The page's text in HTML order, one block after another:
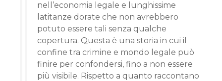
nell’economia legale e lunghissime
latitanze dorate che non avrebbero
potuto essere tali senza qualche
copertura. Questa è una storia in cui il
confine tra crimine e mondo legale può
finire per confondersi, fino a non essere
più visibile. Rispetto a quanto raccontano